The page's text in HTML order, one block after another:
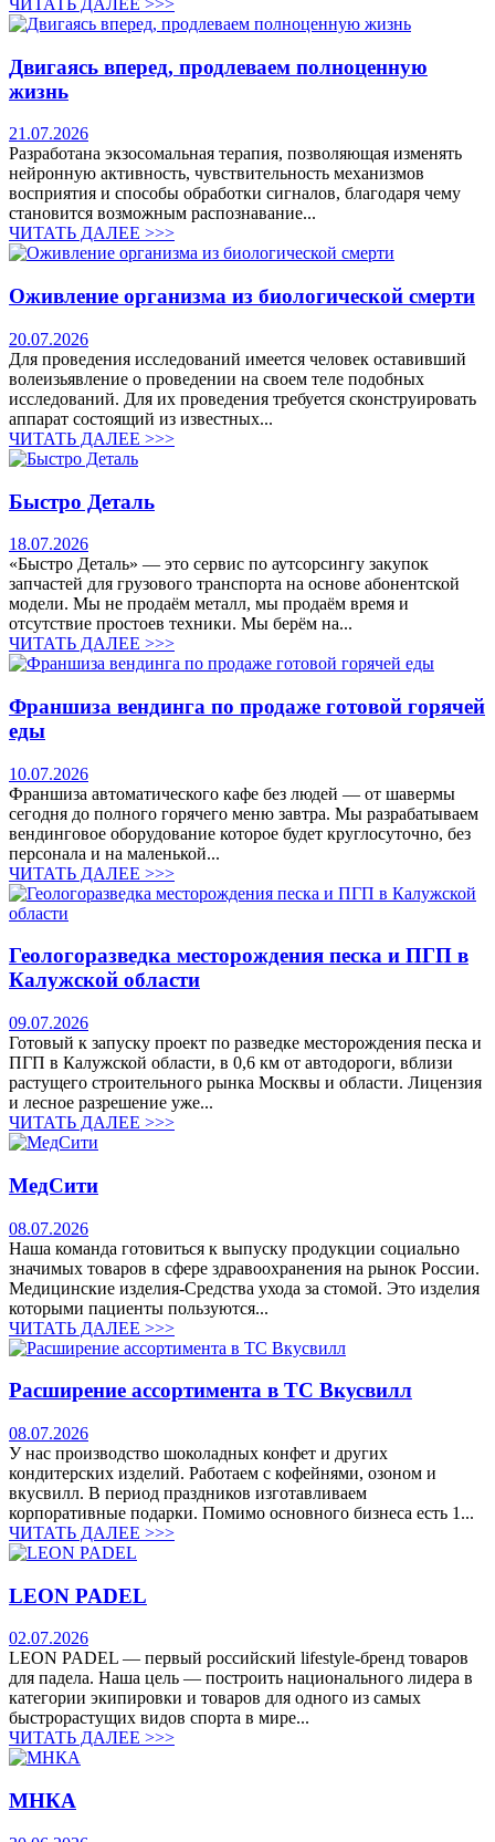
ЧИТАТЬ ДАЛЕЕ >>>
Двигаясь вперед, продлеваем полноценную
жизнь
21.07.2026
Разработана экзосомальная терапия, позволяющая изменять
нейронную активность, чувствительность механизмов
восприятия и способы обработки сигналов, благодаря чему
становится возможным распознавание...
ЧИТАТЬ ДАЛЕЕ >>>
Оживление организма из биологической смерти
20.07.2026
Для проведения исследований имеется человек оставивший
волеизьявление о проведении на своем теле подобных
исследований. Для их проведения требуется сконструировать
аппарат состоящий из известных...
ЧИТАТЬ ДАЛЕЕ >>>
Быстро Деталь
18.07.2026
«Быстро Деталь» — это сервис по аутсорсингу закупок
запчастей для грузового транспорта на основе абонентской
модели. Мы не продаём металл, мы продаём время и
отсутствие простоев техники. Мы берём на...
ЧИТАТЬ ДАЛЕЕ >>>
Франшиза вендинга по продаже готовой горячей
еды
10.07.2026
Франшиза автоматического кафе без людей — от шавермы
сегодня до полного горячего меню завтра. Мы разрабатываем
вендинговое оборудование которое будет круглосуточно, без
персонала и на маленькой...
ЧИТАТЬ ДАЛЕЕ >>>
Геологоразведка месторождения песка и ПГП в
Калужской области
09.07.2026
Готовый к запуску проект по разведке месторождения песка и
ПГП в Калужской области, в 0,6 км от автодороги, вблизи
растущего строительного рынка Москвы и области. Лицензия
и лесное разрешение уже...
ЧИТАТЬ ДАЛЕЕ >>>
МедСити
08.07.2026
Наша команда готовиться к выпуску продукции социально
значимых товаров в сфере здравоохранения на рынок России.
Медицинские изделия-Средства ухода за стомой. Это изделия
которыми пациенты пользуются...
ЧИТАТЬ ДАЛЕЕ >>>
Расширение ассортимента в ТС Вкусвилл
08.07.2026
У нас производство шоколадных конфет и других
кондитерских изделий. Работаем с кофейнями, озоном и
вкусвилл. В период праздников изготавливаем
корпоративные подарки. Помимо основного бизнеса есть 1...
ЧИТАТЬ ДАЛЕЕ >>>
LEON PADEL
02.07.2026
LEON PADEL — первый российский lifestyle-бренд товаров
для падела. Наша цель — построить национального лидера в
категории экипировки и товаров для одного из самых
быстрорастущих видов спорта в мире...
ЧИТАТЬ ДАЛЕЕ >>>
МНКА